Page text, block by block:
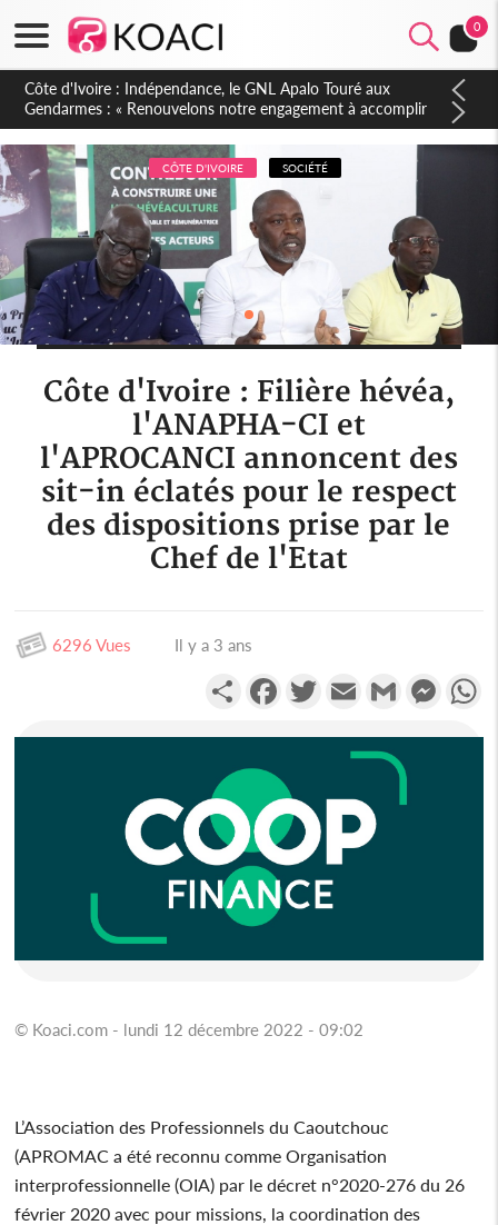
0
Sierra Leone : Un projet de réforme constitutionnelle en
gestation, points clés des amendements, un exclu d'avance
CÔTE D'IVOIRE SOCIÉTÉ
Côte d'Ivoire : Filière hévéa,
l'ANAPHA-CI et
l'APROCANCI annoncent des
sit-in éclatés pour le respect
des dispositions prise par le
Chef de l'Etat
6296 Vues Il y a 3 ans
PartagerFacebookTwitterEmail Gmail
© Koaci.com - lundi 12 décembre 2022 - 09:02
L’Association des Professionnels du Caoutchouc
(APROMAC a été reconnu comme Organisation
interprofessionnelle (OIA) par le décret n°2020-276 du 26
février 2020 avec pour missions, la coordination des